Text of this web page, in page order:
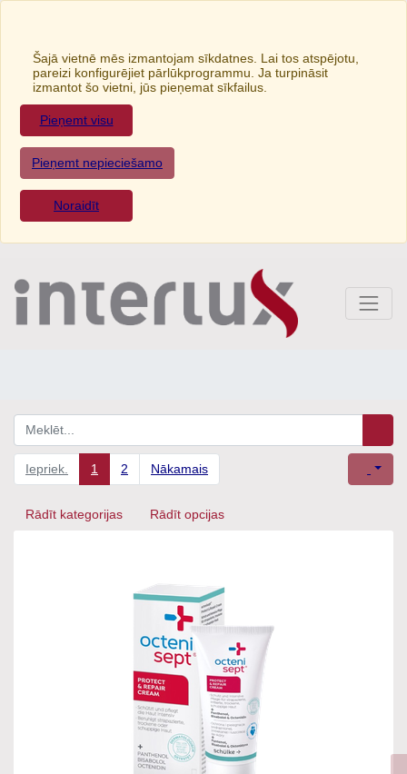
Šajā vietnē mēs izmantojam sīkdatnes. Lai tos atspējotu,
pareizi konfigurējiet pārlūkprogrammu. Ja turpināsit
izmantot šo vietni, jūs pieņemat sīkfailus.
Pieņemt visu
Pieņemt nepieciešamo
Noraidīt
Iepriek. 1 2 Nākamais
Rādīt kategorijas Rādīt opcijas